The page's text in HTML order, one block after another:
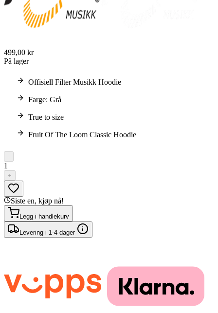
499,00 kr
På lager
Offisiell Filter Musikk Hoodie
Farge: Grå
True to size
Fruit Of The Loom Classic Hoodie
-
1
+
Siste en, kjøp nå!
Legg i handlekurv
Levering i 1-4 dager